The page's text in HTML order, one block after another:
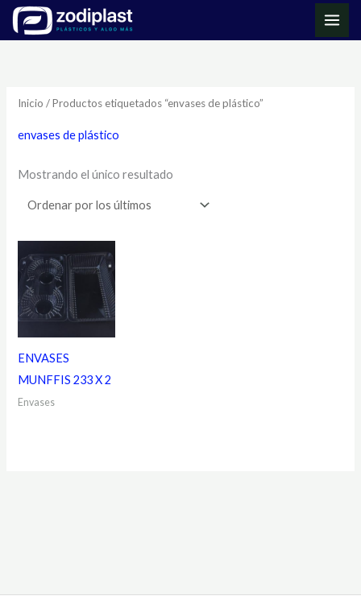
Inicio / Productos etiquetados “envases de plástico”
envases de plástico
Mostrando el único resultado
ENVASES
MUNFFIS 233 X 2
Envases